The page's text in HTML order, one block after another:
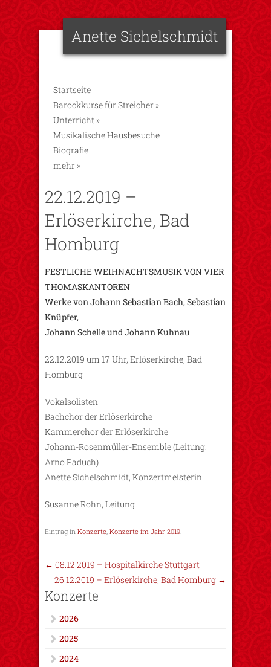
Anette Sichelschmidt
Startseite
Barockkurse für Streicher »
Unterricht »
Musikalische Hausbesuche
Biografie
mehr »
22.12.2019 –
Erlöserkirche, Bad
Homburg
FESTLICHE WEIHNACHTSMUSIK VON VIER
THOMASKANTOREN
Werke von Johann Sebastian Bach, Sebastian
Knüpfer,
Johann Schelle und Johann Kuhnau
22.12.2019 um 17 Uhr, Erlöserkirche, Bad
Homburg
Vokalsolisten
Bachchor der Erlöserkirche
Kammerchor der Erlöserkirche
Johann-Rosenmüller-Ensemble (Leitung:
Arno Paduch)
Anette Sichelschmidt, Konzertmeisterin
Susanne Rohn, Leitung
Eintrag in Konzerte, Konzerte im Jahr 2019.
← 08.12.2019 – Hospitalkirche Stuttgart
26.12.2019 – Erlöserkirche, Bad Homburg →
Konzerte
2026
2025
2024